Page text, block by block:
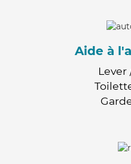
Aide à
Lever